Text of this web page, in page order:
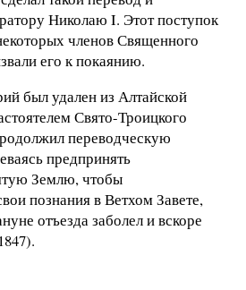
Николаю I. Этот поступок
членов Священного
его к покаянию.
был удален из Алтайской
Свято-Троицкого
переводческую
предпринять
Землю, чтобы
познания в Ветхом Завете,
отъезда заболел и вскоре